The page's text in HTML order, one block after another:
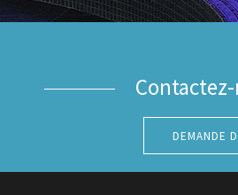
DEMANDE